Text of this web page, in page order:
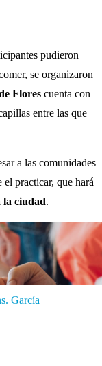
pudieron
se organizaron
Flores cuenta con
entre las que
a las comunidades
practicar, que hará
la ciudad.
García